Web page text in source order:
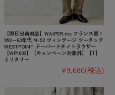
【即日出荷対応】WAIPER.inc フランス軍 1
950～60年代 M-52 ヴィンテージ ツータック
WESTPOINT テーパードチノトラウザー
【WP1003】【キャンペーン対象外】【T】
ミリタリー
¥9,680(税込)